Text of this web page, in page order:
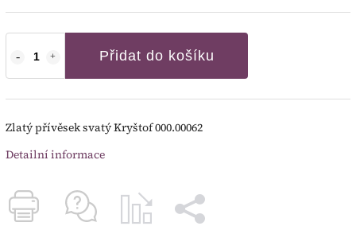
Přidat do košíku
Zlatý přívěsek svatý Kryštof 000.00062
Detailní informace